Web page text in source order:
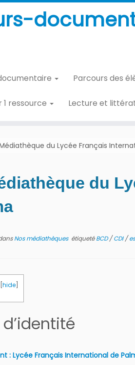
Parcours des
1 ressource Lecture et
du Lycée Français
du
Nos médiathèques étiquetéBCD/CDI/
hide
: Lycée Français International de